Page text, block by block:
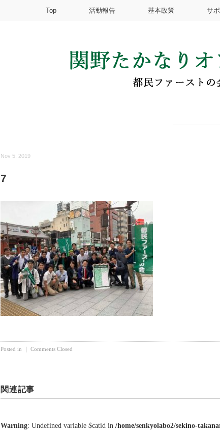
Top 活動報告 基本政策 サ
Nov 5, 2019
7
Posted in ｜ Comments Closed
関連記事
Warning: Undefined variable $catid in /home/senkyolabo2/sekino-